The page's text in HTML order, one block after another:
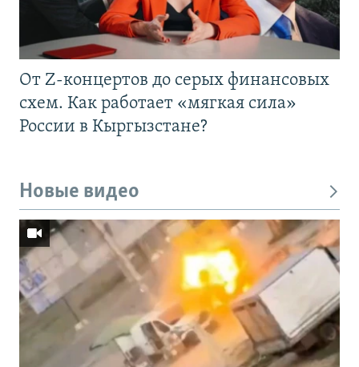
От Z-концертов до серых финансовых
схем. Как работает «мягкая сила»
России в Кыргызстане?
Новые видео